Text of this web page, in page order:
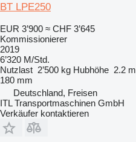
BT LPE250
EUR 3’900 ≈ CHF 3’645
Kommissionierer
2019
6’320 M/Std.
Nutzlast 2’500 kg Hubhöhe 2.2 m
180 mm
Deutschland, Freisen
ITL Transportmaschinen GmbH
Verkäufer kontaktieren